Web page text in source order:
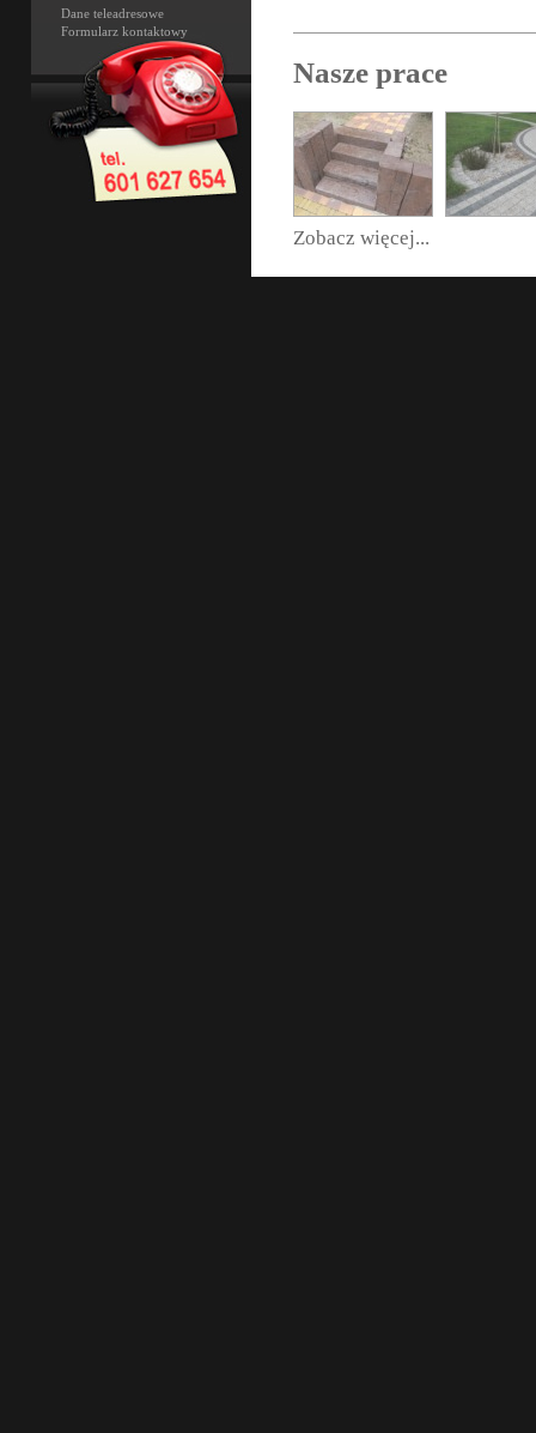
Dane teleadresowe
Formularz kontaktowy
Nasze prace
Zobacz więcej...